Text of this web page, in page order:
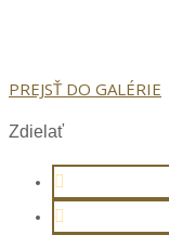
PREJSŤ DO GALÉRIE
Zdielať